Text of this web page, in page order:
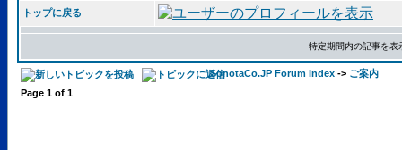
トップに戻る
特定期間内の記事を
SonotaCo.JP Forum Index -> ご案内
Page 1 of 1